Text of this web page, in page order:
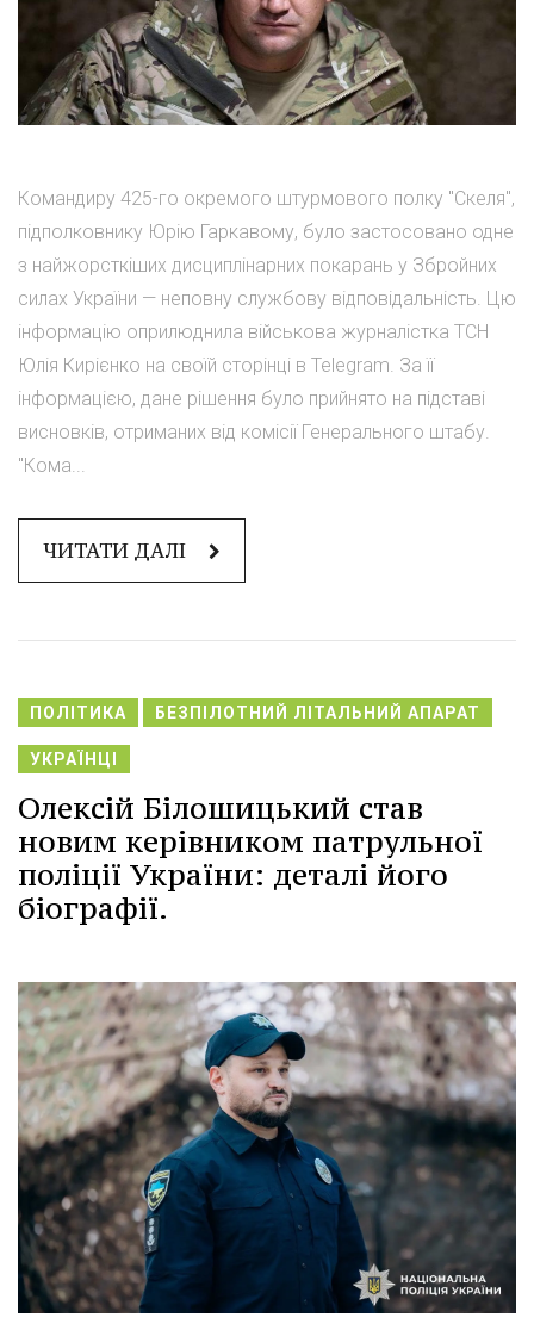
Командиру 425-го окремого штурмового полку "Скеля",
підполковнику Юрію Гаркавому, було застосовано одне
з найжорсткіших дисциплінарних покарань у Збройних
силах України — неповну службову відповідальність. Цю
інформацію оприлюднила військова журналістка ТСН
Юлія Кирієнко на своїй сторінці в Telegram. За її
інформацією, дане рішення було прийнято на підставі
висновків, отриманих від комісії Генерального штабу.
"Кома...
ЧИТАТИ ДАЛІ
ПОЛІТИКА БЕЗПІЛОТНИЙ ЛІТАЛЬНИЙ АПАРАТ
УКРАЇНЦІ
Олексій Білошицький став
новим керівником патрульної
поліції України: деталі його
біографії.